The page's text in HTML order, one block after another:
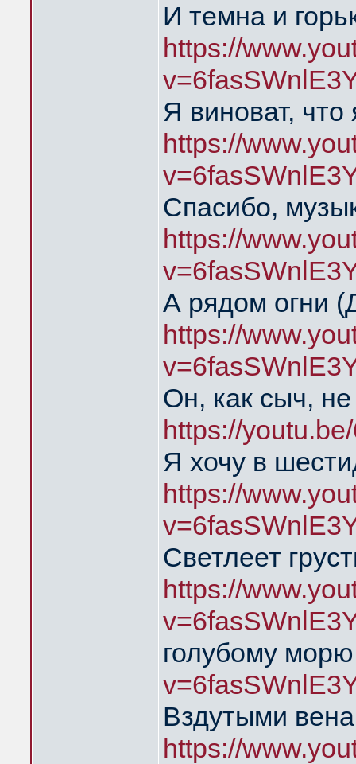
И темна и
https://
Я виноват,
https://
Спасибо,
https://
А рядом огни
https://
Он, как сыч,
https://
Я хочу в
https://
Светлеет
https://
голубому
Вздутыми
https://